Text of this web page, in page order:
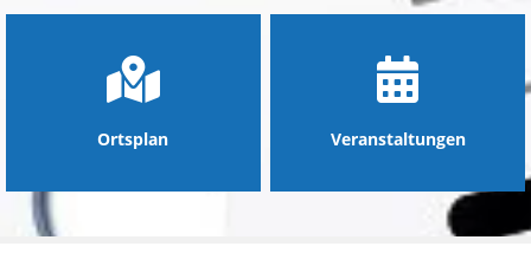
Ortsplan Veranstaltungen